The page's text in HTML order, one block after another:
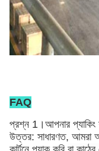
FAQ
প্রশ্ন 1।আপনার প্যাকিং
উত্তর: সাধারণত, আমরা